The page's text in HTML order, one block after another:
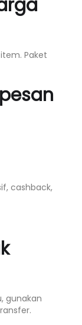
Paket
cashback,
gunakan